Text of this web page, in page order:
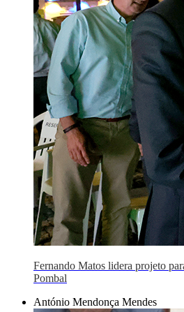
Fernando Matos lidera projeto
Pombal
António Mendonça Mendes